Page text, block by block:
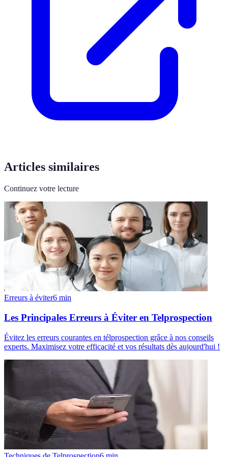
Articles similaires
Continuez votre lecture
Erreurs à éviter6 min
Les Principales Erreurs à Éviter en Telprospection
Évitez les erreurs courantes en télprospection grâce à nos conseils
experts. Maximisez votre efficacité et vos résultats dès aujourd'hui !